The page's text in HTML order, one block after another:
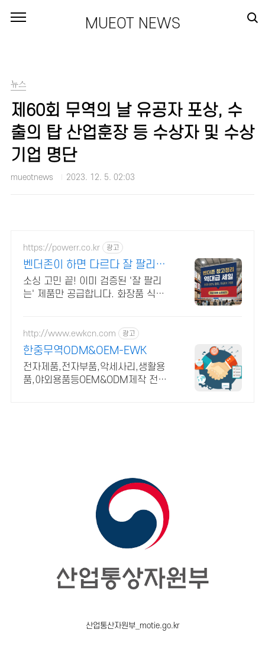
MUEOT NEWS
뉴스
제60회 무역의 날 유공자 포상, 수
출의 탑 산업훈장 등 수상자 및 수상
기업 명단
mueotnews 2023. 12. 5. 02:03
https://powerr.co.kr 광고
벤더존이 하면 다르다 잘 팔리는
제품만 공급합니다
소싱 고민 끝! 이미 검증된 '잘 팔리
는' 제품만 공급합니다. 화장품 식품
http://www.ewkcn.com 광고
한중무역ODM&OEM-EWK
전자제품,전자부품,악세사리,생활용
품,야외용품등OEM&ODM제작 전문
산업통산자원부_motie.go.kr